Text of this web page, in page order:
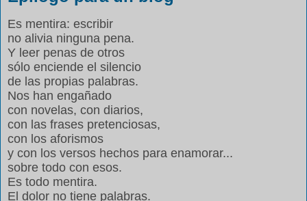
Es mentira: escribir
no alivia ninguna pena.
Y leer penas de otros
sólo enciende el silencio
de las propias palabras.
Nos han engañado
con novelas, con diarios,
con las frases pretenciosas,
con los aforismos
y con los versos hechos para enamorar...
sobre todo con esos.
Es todo mentira.
El dolor no tiene palabras.